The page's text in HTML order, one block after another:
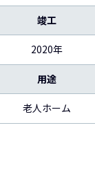
竣工
2020年
用途
老人ホーム